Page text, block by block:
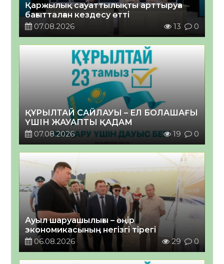
Қаржылық сауаттылықты арттыруға
бағытталған кездесу өтті
07.08.2026
13 0
ҚҰРЫЛТАЙ САЙЛАУЫ – ЕЛ БОЛАШАҒЫ
ҮШІН ЖАУАПТЫ ҚАДАМ
07.08.2026
19 0
Ауыл шаруашылығы – өңір
экономикасының негізгі тірегі
06.08.2026
29 0